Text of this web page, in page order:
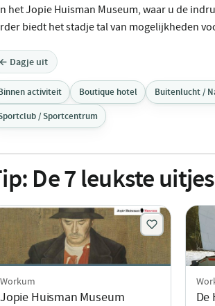
het Jopie Huisman Museum, waar u de
biedt het stadje tal van mogelijkheden
← Dagje uit
activiteit Boutique hotel Buitenlucht /
/ Sportcentrum
De7leukste
Workum
Jopie Huisman Museum De